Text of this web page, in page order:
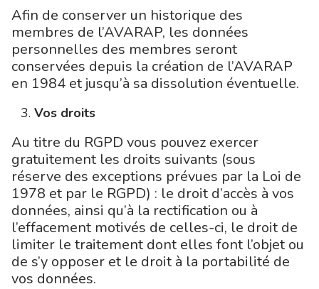
Afin de conserver un historique des
membres de l’AVARAP, les données
personnelles des membres seront
conservées depuis la création de l’AVARAP
en 1984 et jusqu’à sa dissolution éventuelle.
Vos droits
Au titre du RGPD vous pouvez exercer
gratuitement les droits suivants (sous
réserve des exceptions prévues par la Loi de
1978 et par le RGPD) : le droit d’accès à vos
données, ainsi qu’à la rectification ou à
l’effacement motivés de celles-ci, le droit de
limiter le traitement dont elles font l’objet ou
de s’y opposer et le droit à la portabilité de
vos données.